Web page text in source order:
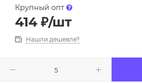
Крупный опт
414 ₽/шт
Нашли дешевле?